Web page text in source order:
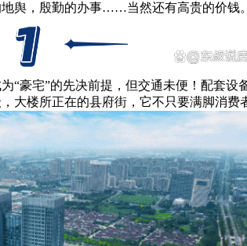
舆，殷勤的办事……当然还有高贵的价钱。
“豪宅”的先决前提，但交通未便！配套
大楼所正在的县府街，它不只要满脚消费